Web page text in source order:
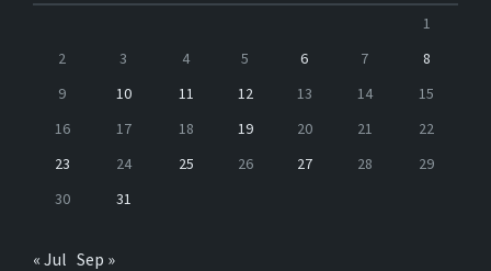
1
2
3 4 5 6 7
8
9
10 11 12 13 14
15
16
17 18 19 20 21
22
23
24 25 26 27 28
29
30
31
« Jul Sep »